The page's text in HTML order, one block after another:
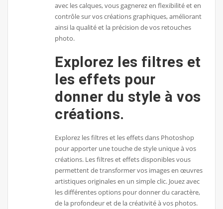
avec les calques, vous gagnerez en flexibilité et en
contrôle sur vos créations graphiques, améliorant
ainsi la qualité et la précision de vos retouches
photo.
Explorez les filtres et
les effets pour
donner du style à vos
créations.
Explorez les filtres et les effets dans Photoshop
pour apporter une touche de style unique à vos
créations. Les filtres et effets disponibles vous
permettent de transformer vos images en œuvres
artistiques originales en un simple clic. Jouez avec
les différentes options pour donner du caractère,
de la profondeur et de la créativité à vos photos.